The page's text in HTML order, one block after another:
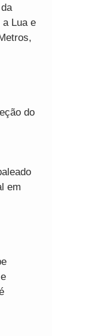
a Lua e
do
em